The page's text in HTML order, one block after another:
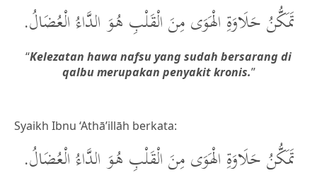
تَمَكُّنُ حَلَاوَةِ الْهَوَى مِنَ الْقَلْبِ هُوَ الدَّاءُ الْعُضَالُ.
“Kelezatan hawa nafsu yang sudah bersarang di
qalbu merupakan penyakit kronis.”
Syaikh Ibnu ‘Athā’illāh berkata:
تَمَكُّنُ حَلَاوَةِ الْهَوَى مِنَ الْقَلْبِ هُوَ الدَّاءُ الْعُضَالُ.